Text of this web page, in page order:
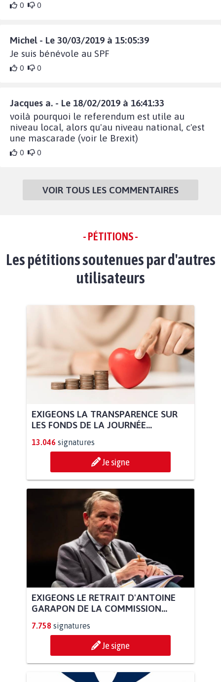
0 0
Michel - Le 30/03/2019 à 15:05:39
Je suis bénévole au SPF
0 0
Jacques a. - Le 18/02/2019 à 16:41:33
voilà pourquoi le referendum est utile au
niveau local, alors qu'au niveau national, c'est
une mascarade (voir le Brexit)
0 0
VOIR TOUS LES COMMENTAIRES
- PÉTITIONS -
Les pétitions soutenues par d'autres
utilisateurs
EXIGEONS LA TRANSPARENCE SUR
LES FONDS DE LA JOURNÉE...
13.046 signatures
Je signe
EXIGEONS LE RETRAIT D'ANTOINE
GARAPON DE LA COMMISSION...
7.758 signatures
Je signe